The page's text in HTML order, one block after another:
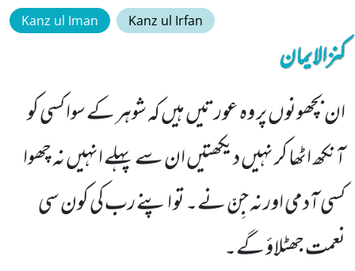
Kanz ul Iman Kanz ul Irfan
کنزالایمان
ان بچھونوں پر وہ عورتیں ہیں کہ شوہر کے سوا کسی کو
آنکھ اٹھا کر نہیں دیکھتیں ان سے پہلے انہیں نہ چھوا
کسی آدمی اور نہ جِنّ نے۔ تو اپنے رب کی کون سی
نعمت جھٹلاؤ گے۔